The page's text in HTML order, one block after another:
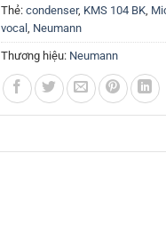
Thẻ: condenser, KMS 104 BK,
vocal , Neumann
Thương hiệu: Neumann